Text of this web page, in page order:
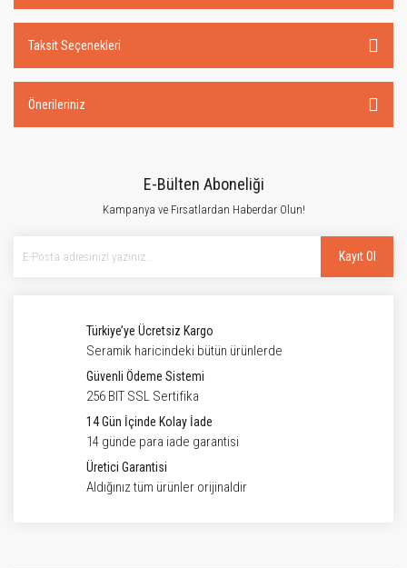
Taksit Seçenekleri
Önerileriniz
E-Bülten Aboneliği
Kampanya ve Fırsatlardan Haberdar Olun!
Kayıt Ol
Türkiye’ye Ücretsiz Kargo
Seramik haricindeki bütün ürünlerde
Güvenli Ödeme Sistemi
256 BIT SSL Sertifika
14 Gün İçinde Kolay İade
14 günde para iade garantisi
Üretici Garantisi
Aldığınız tüm ürünler orijinaldir